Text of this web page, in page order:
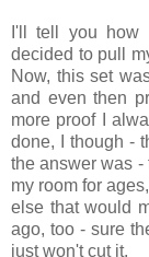
I'll tell you how
decided to pull
Now, this set
and even then
more proof I
done, I though -
the answer was -
my room for
else that would
ago, too - sure
just won't cut it.